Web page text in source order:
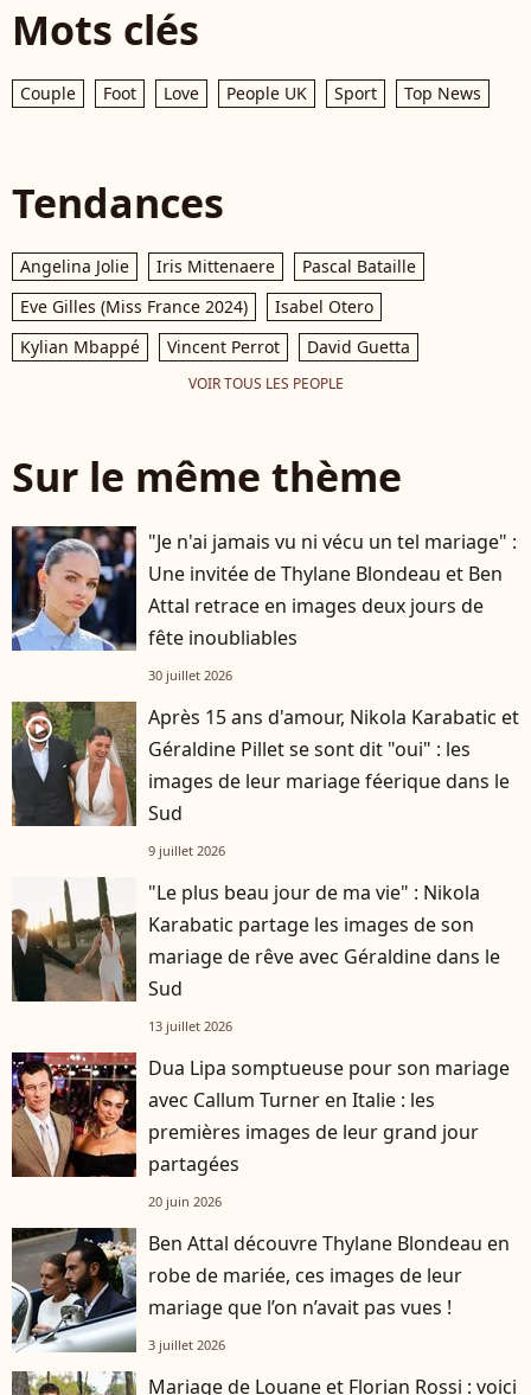
Mots clés
Couple Foot Love People UK Sport Top News
Tendances
Angelina Jolie Iris Mittenaere
Pascal Bataille
Eve Gilles (Miss France 2024)
Isabel Otero
Kylian Mbappé
Vincent Perrot David Guetta
VOIR TOUS LES PEOPLE
Sur le même thème
"Je n'ai jamais vu ni vécu un tel mariage" :
Une invitée de Thylane Blondeau et Ben
Attal retrace en images deux jours de
fête inoubliables
30 juillet 2026
player2
Après 15 ans d'amour, Nikola Karabatic et
Géraldine Pillet se sont dit "oui" : les
images de leur mariage féerique dans le
Sud
9 juillet 2026
"Le plus beau jour de ma vie" : Nikola
Karabatic partage les images de son
mariage de rêve avec Géraldine dans le
Sud
13 juillet 2026
Dua Lipa somptueuse pour son mariage
avec Callum Turner en Italie : les
premières images de leur grand jour
partagées
20 juin 2026
Ben Attal découvre Thylane Blondeau en
robe de mariée, ces images de leur
mariage que l’on n’avait pas vues !
3 juillet 2026
Mariage de Louane et Florian Rossi : voici